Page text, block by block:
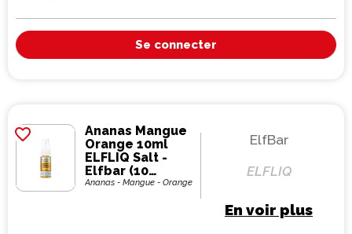
Se connecter
favorite_border
Ananas Mangue
Orange 10ml
ELFLIQ Salt -
Elfbar (10
pièces)
Ananas - Mangue - Orange
ElfBar
ELFLIQ
En voir plus